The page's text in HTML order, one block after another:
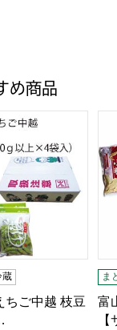
め商品
川流れセット1
ちご中越 枝豆(越
蔵
ちご中越 枝豆
ま
富